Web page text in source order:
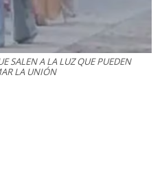
SALEN A LA LUZ QUE PUEDEN
LA UNIÓN